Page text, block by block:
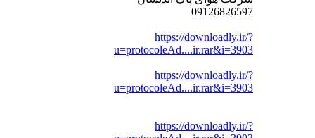
09126826597
https://downloadly.ir/?
u=protocoleAd....ir.rar&i=3903
https://downloadly.ir/?
u=protocoleAd....ir.rar&i=3903
https://downloadly.ir/?